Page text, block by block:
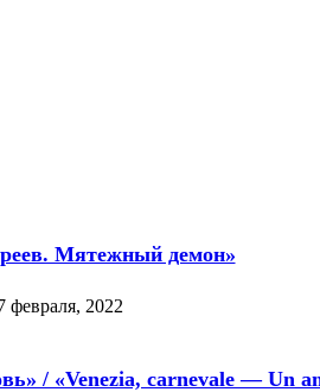
Мятежный демон»
февраля, 2022
/ «Venezia, carnevale — Un